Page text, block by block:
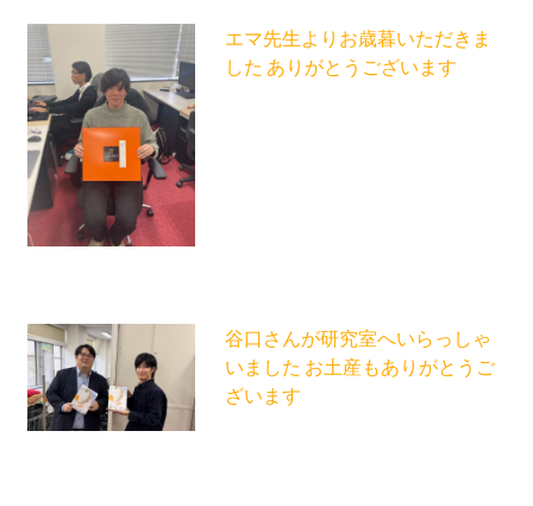
エマ先生よりお歳暮いただきま
した ありがとうございます
谷口さんが研究室へいらっしゃ
いました お土産もありがとうご
ざいます